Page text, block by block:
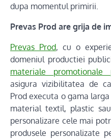
dupa momentul primirii.
Prevas Prod are grija de
Prevas Prod, cu o
domeniul productiei
materiale promotionale
asigura vizibilitatea de
Prod executa o gama
material textil, plastic
personalizare cele mai
produsele personalizate